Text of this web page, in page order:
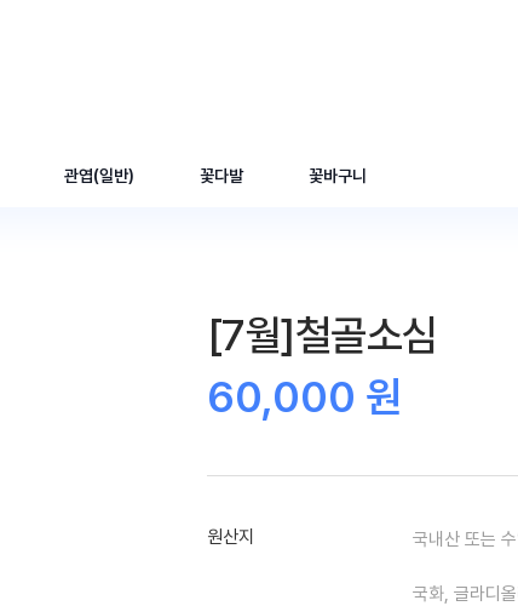
관엽(일반) 꽃다발 꽃바구니
[7월]철골소심
60,000 원
원산지 국내산 또는
국화, 글라디